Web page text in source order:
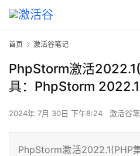
首页 激活谷笔记
PhpStorm激活
具：PhpStorm
2024年 7月 30日 下午8:24 激活谷
PhpStorm激活2022.1(PHP